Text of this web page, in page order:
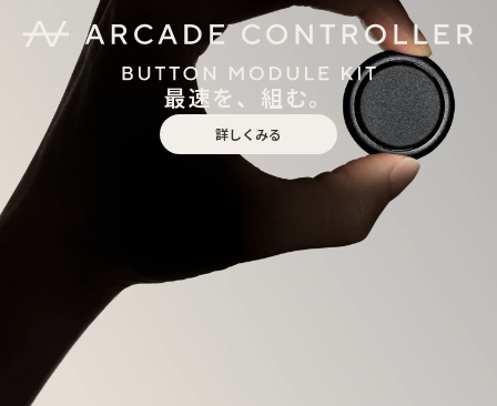
最速を、組む。
詳しくみる